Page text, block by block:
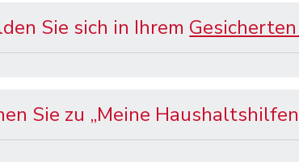
Sie sich in Ihrem
Sie zu „Meine